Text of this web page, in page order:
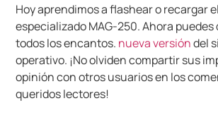
Hoy aprendimos a flashear o recargar
especializado MAG-250. Ahora
todos los encantos. nueva versióndel
operativo. ¡No olviden compartir sus
opinión con otros usuarios en los
queridos lectores!